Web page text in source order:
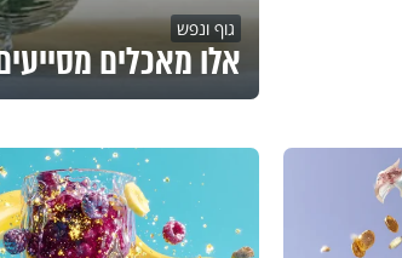
גוף ונפש
אלו מאכלים